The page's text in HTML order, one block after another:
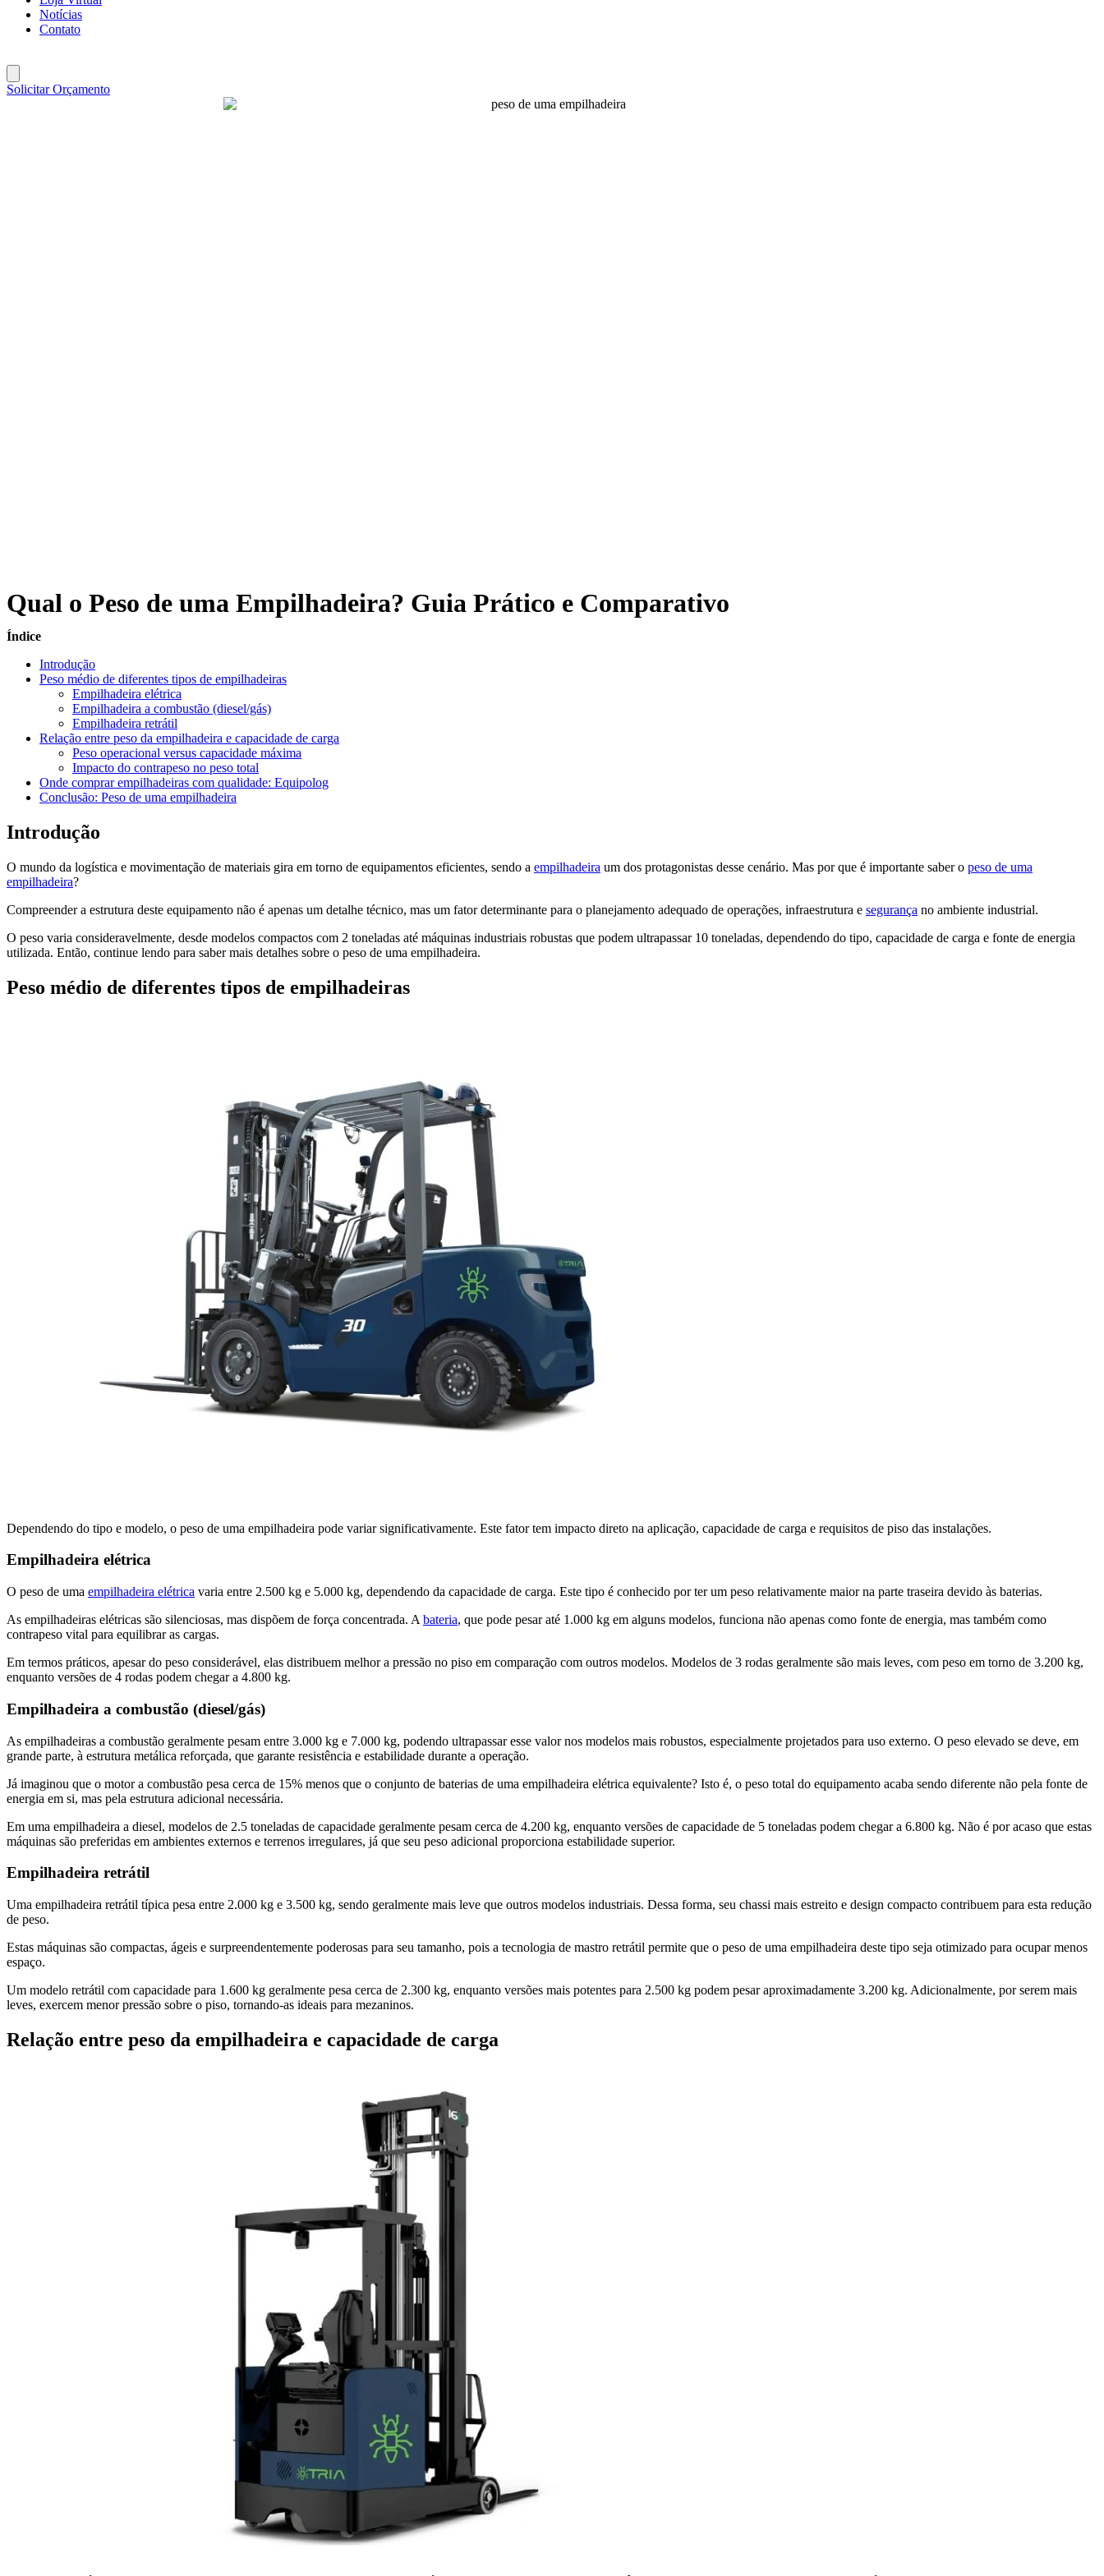
Notícias
Contato
Solicitar Orçamento
Qual o Peso de uma Empilhadeira? Guia Prático e Comparativo
Índice
Introdução
Peso médio de diferentes tipos de empilhadeiras
Empilhadeira elétrica
Empilhadeira a combustão (diesel/gás)
Empilhadeira retrátil
Relação entre peso da empilhadeira e capacidade de carga
Peso operacional versus capacidade máxima
Impacto do contrapeso no peso total
Onde comprar empilhadeiras com qualidade: Equipolog
Conclusão: Peso de uma empilhadeira
Introdução
O mundo da logística e movimentação de materiais gira em torno de equipamentos eficientes, sendo a empilhadeira um dos protagonistas desse cenário. Mas por que é importante saber o peso de uma
empilhadeira?
Compreender a estrutura deste equipamento não é apenas um detalhe técnico, mas um fator determinante para o planejamento adequado de operações, infraestrutura e segurança no ambiente industrial.
O peso varia consideravelmente, desde modelos compactos com 2 toneladas até máquinas industriais robustas que podem ultrapassar 10 toneladas, dependendo do tipo, capacidade de carga e fonte de energia
utilizada. Então, continue lendo para saber mais detalhes sobre o peso de uma empilhadeira.
Peso médio de diferentes tipos de empilhadeiras
Dependendo do tipo e modelo, o peso de uma empilhadeira pode variar significativamente. Este fator tem impacto direto na aplicação, capacidade de carga e requisitos de piso das instalações.
Empilhadeira elétrica
O peso de uma empilhadeira elétrica varia entre 2.500 kg e 5.000 kg, dependendo da capacidade de carga. Este tipo é conhecido por ter um peso relativamente maior na parte traseira devido às baterias.
As empilhadeiras elétricas são silenciosas, mas dispõem de força concentrada. A bateria, que pode pesar até 1.000 kg em alguns modelos, funciona não apenas como fonte de energia, mas também como
contrapeso vital para equilibrar as cargas.
Em termos práticos, apesar do peso considerável, elas distribuem melhor a pressão no piso em comparação com outros modelos. Modelos de 3 rodas geralmente são mais leves, com peso em torno de 3.200 kg,
enquanto versões de 4 rodas podem chegar a 4.800 kg.
Empilhadeira a combustão (diesel/gás)
As empilhadeiras a combustão geralmente pesam entre 3.000 kg e 7.000 kg, podendo ultrapassar esse valor nos modelos mais robustos, especialmente projetados para uso externo. O peso elevado se deve, em
grande parte, à estrutura metálica reforçada, que garante resistência e estabilidade durante a operação.
Já imaginou que o motor a combustão pesa cerca de 15% menos que o conjunto de baterias de uma empilhadeira elétrica equivalente? Isto é, o peso total do equipamento acaba sendo diferente não pela fonte de
energia em si, mas pela estrutura adicional necessária.
Em uma empilhadeira a diesel, modelos de 2.5 toneladas de capacidade geralmente pesam cerca de 4.200 kg, enquanto versões de capacidade de 5 toneladas podem chegar a 6.800 kg. Não é por acaso que estas
máquinas são preferidas em ambientes externos e terrenos irregulares, já que seu peso adicional proporciona estabilidade superior.
Empilhadeira retrátil
Uma empilhadeira retrátil típica pesa entre 2.000 kg e 3.500 kg, sendo geralmente mais leve que outros modelos industriais. Dessa forma, seu chassi mais estreito e design compacto contribuem para esta redução
de peso.
Estas máquinas são compactas, ágeis e surpreendentemente poderosas para seu tamanho, pois a tecnologia de mastro retrátil permite que o peso de uma empilhadeira deste tipo seja otimizado para ocupar menos
espaço.
Um modelo retrátil com capacidade para 1.600 kg geralmente pesa cerca de 2.300 kg, enquanto versões mais potentes para 2.500 kg podem pesar aproximadamente 3.200 kg. Adicionalmente, por serem mais
leves, exercem menor pressão sobre o piso, tornando-as ideais para mezaninos.
Relação entre peso da empilhadeira e capacidade de carga